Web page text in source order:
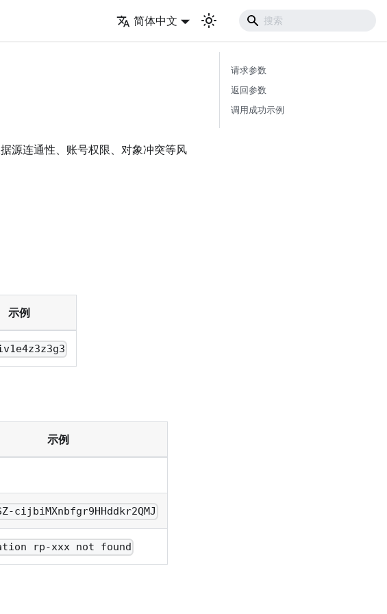
简体中文
源连通性、账号权限、对象冲突等风
示例
示例
cijbiMXnbfgr9HHddkr2QMJ
rp-xxx not found
请求参数
返回参数
调用成功示例